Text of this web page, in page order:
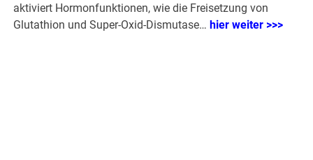
aktiviert Hormonfunktionen, wie die Freisetzung von
Glutathion und Super-Oxid-Dismutase… hier weiter >>>